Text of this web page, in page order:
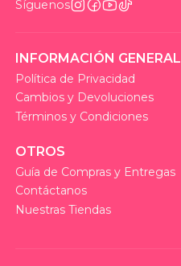
Síguenos
INFORMACIÓN GENERAL
Política de Privacidad
Cambios y Devoluciones
Términos y Condiciones
OTROS
Guía de Compras y Entregas
Contáctanos
Nuestras Tiendas